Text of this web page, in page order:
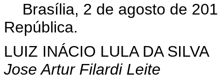
Brasília, 2 de agosto de
República.
LUIZ INÁCIO LULA DA SILVA
Jose Artur Filardi Leite